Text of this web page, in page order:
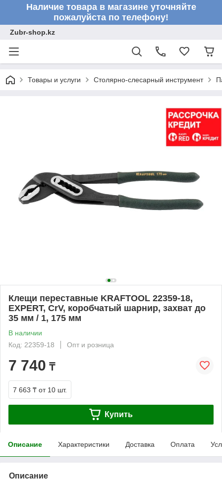
Наличие товара в магазине уточняйте
пожалуйста по телефону!
Zubr-shop.kz
Товары и услуги Столярно-слесарный инструмент
Клещи переставные KRAFTOOL 22359-18,
EXPERT, CrV, коробчатый шарнир, захват до
35 мм / 1, 175 мм
В наличии
Код: 22359-18
Опт и розница
7 740 ₸
7 663 ₸ от 10 шт.
Купить
Описание Характеристики Доставка Оплата
Описание